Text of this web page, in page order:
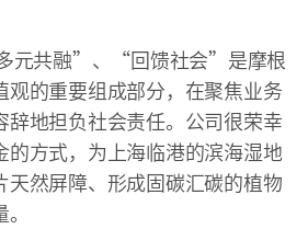
元共融”、“回馈社会”是摩根
观的重要组成部分，在聚焦业务
辞地担负社会责任。公司很荣幸
的方式，为上海临港的滨海湿地
天然屏障、形成固碳汇碳的植物